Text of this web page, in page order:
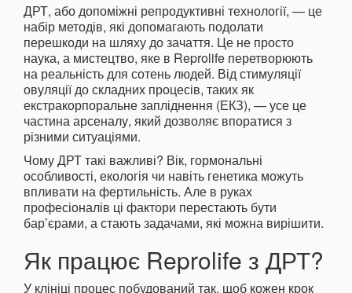
ДРТ, або допоміжні репродуктивні технології, — це
набір методів, які допомагають подолати
перешкоди на шляху до зачаття. Це не просто
наука, а мистецтво, яке в Reprolife перетворюють
на реальність для сотень людей. Від стимуляції
овуляції до складних процесів, таких як
екстракорпоральне запліднення (ЕКЗ), — усе це
частина арсеналу, який дозволяє впоратися з
різними ситуаціями.
Чому ДРТ такі важливі? Вік, гормональні
особливості, екологія чи навіть генетика можуть
впливати на фертильність. Але в руках
професіоналів ці фактори перестають бути
бар’єрами, а стають задачами, які можна вирішити.
Як працює Reprolife з ДРТ?
У клініці процес побудований так, щоб кожен крок